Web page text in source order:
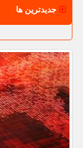
جدیدترین ها